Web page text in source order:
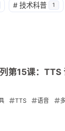
# 技术科普 1
第15课：TTS
TTS 语音